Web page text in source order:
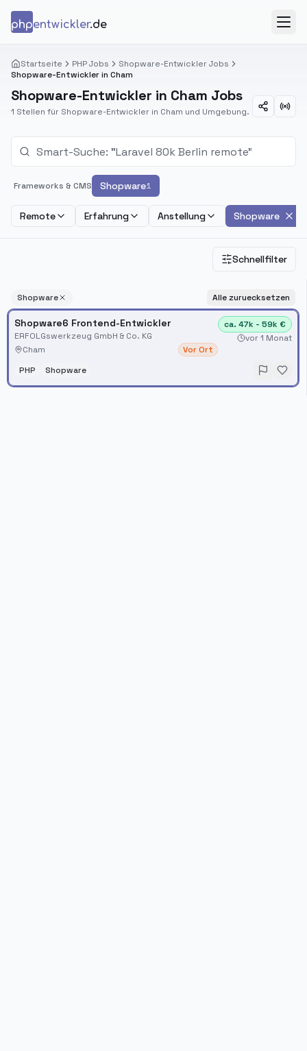
phpentwickler.de
Startseite PHP Jobs
Shopware-Entwickler Jobs
Shopware-Entwickler in Cham
Shopware-Entwickler in Cham Jobs
1 Stellen für Shopware-Entwickler in Cham und Umgebung.
Frameworks & CMS Shopware1
Remote Erfahrung Anstellung Shopware
Schnellfilter
Shopware Alle zuruecksetzen
Shopware6 Frontend-Entwickler
ERFOLGswerkzeug GmbH & Co. KG
Cham
Vor Ort
ca. 47k - 59k €
vor 1 Monat
PHP Shopware